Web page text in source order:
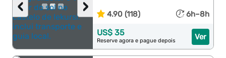
›
‹ 4.90 (118) 6h–8h
Ver
US$ 35
Reserve agora e pague depois